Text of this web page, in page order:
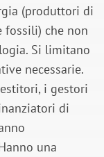
(produttori di
che non
Si limitano
necessarie.
i gestori
di
una